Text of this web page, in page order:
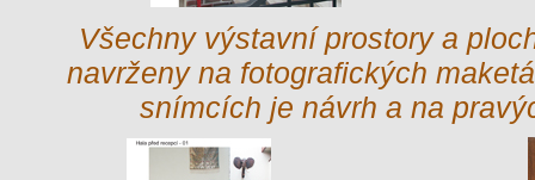
Všechny výstavní prostory a
navrženy na fotografických
snímcích je návrh a na